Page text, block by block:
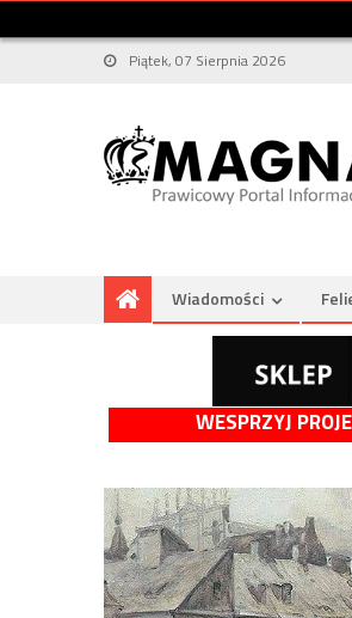
Piątek, 07 Sierpnia 2026
Wiadomości
WESPRZYJ